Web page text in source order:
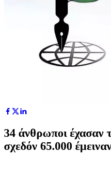
34 άνθρωποι έχασαν
σχεδόν 65.000